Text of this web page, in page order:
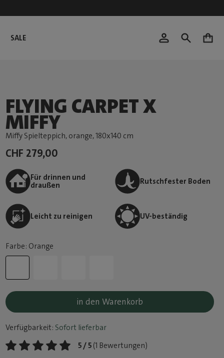
SALE 0
FLYING CARPET X
MIFFY
Miffy Spielteppich, orange, 180x140 cm
CHF 279,00
Für drinnen und
draußen
Rutschfester Boden
Leicht zu reinigen UV-beständig
Farbe: Orange
in den Warenkorb
Verfügbarkeit: Sofort lieferbar
5 / 5 (1 Bewertungen)